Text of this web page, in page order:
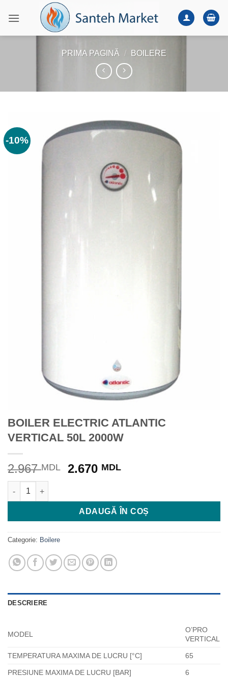
PRIMA PAGINĂ / BOILERE
-10%
BOILER ELECTRIC ATLANTIC
VERTICAL 50L 2000W
2.967MDL
Prețul
fost:
2.967 MDL.
2.670 MDLPrețul
2.670 MDL.
Cantitate BOILER ELECTRIC ATLANTIC VERTICAL 50L 2000W
ADAUGĂ ÎN COȘ
Categorie: Boilere
DESCRIERE
MODEL
O’PRO
VERTICAL
TEMPERATURA MAXIMA DE LUCRU [°C] 65
PRESIUNE MAXIMA DE LUCRU [BAR] 6